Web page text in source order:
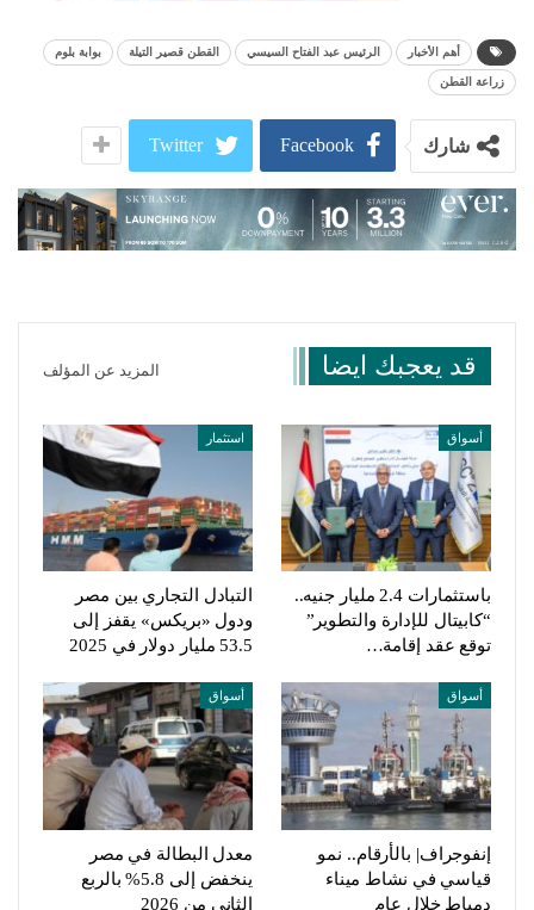
أهم الأخبار الرئيس عبد الفتاح السيسي القطن قصير التيلة بوابة بلوم
زراعة القطن
شارك Facebook
Twitter
قد يعجبك ايضا المزيد عن المؤلف
أسواق
باستثمارات 2.4 مليار جنيه..
“كابيتال للإدارة والتطوير”
توقع عقد إقامة…
استثمار
التبادل التجاري بين مصر
ودول «بريكس» يقفز إلى
53.5 مليار دولار في 2025
أسواق
إنفوجراف| بالأرقام.. نمو
قياسي في نشاط ميناء
دمياط خلال عام
أسواق
معدل البطالة في مصر
ينخفض إلى 5.8% بالربع
الثاني من 2026